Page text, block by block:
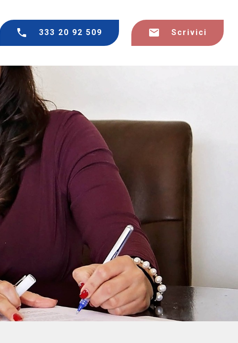
333 20 92 509 Scrivici